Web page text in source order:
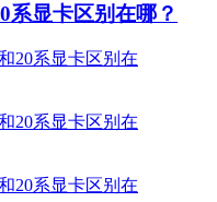
系显卡区别在哪？